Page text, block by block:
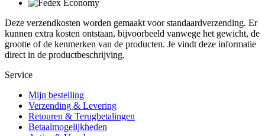
Deze verzendkosten worden gemaakt voor standaardverzending. Er
kunnen extra kosten ontstaan, bijvoorbeeld vanwege het gewicht, de
grootte of de kenmerken van de producten. Je vindt deze informatie
direct in de productbeschrijving.
Service
Mijn bestelling
Verzending & Levering
Retouren & Terugbetalingen
Betaalmogelijkheden